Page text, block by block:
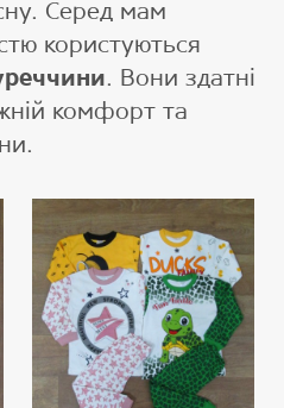
сну. Серед мам
користуються
. Вони здатні
комфорт та